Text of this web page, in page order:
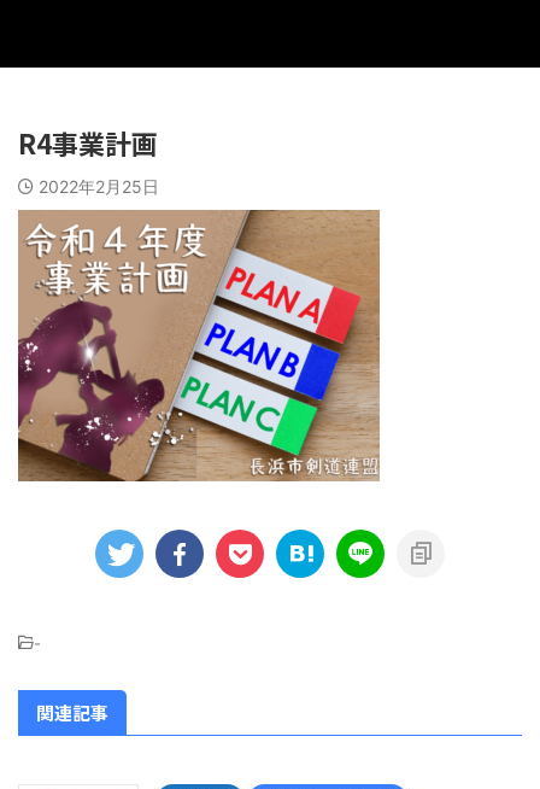
R4事業計画
2022年2月25日
-
関連記事